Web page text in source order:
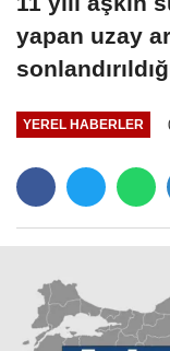
yapan uzay
YEREL HABERLER